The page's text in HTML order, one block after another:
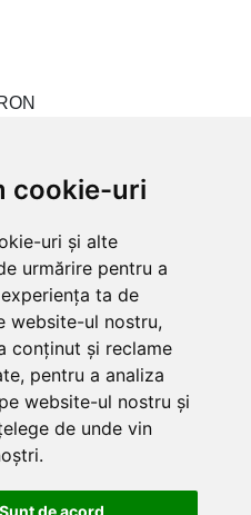
cookie-uri
uri și alte
urmărire pentru a
ta de
website-ul nostru,
conținut și reclame
pentru a analiza
website-ul nostru și
de unde vin
Sunt de acord
• Timișoara • Iași •
bancar prin